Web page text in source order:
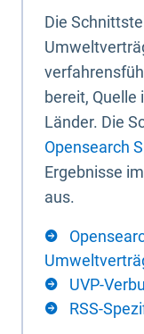
Die
bereit, Quelle
Länder. Die
Opensearch
Ergebnisse
aus.
UVP-
RSS-